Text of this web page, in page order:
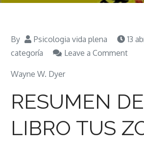
By Psicologia vida plena 13
categoría
Leave a Commenton
Wayne W. Dyer
RESUMEN
LIBRO TUS